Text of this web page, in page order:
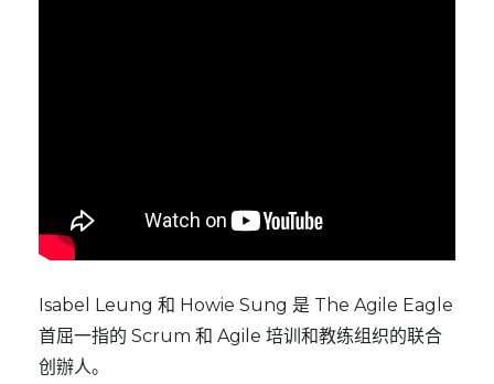
Isabel Leung 和 Howie Sung 是 The Agile Eagle
首屈一指的 Scrum 和 Agile 培训和教练组织的联合
创辦人。